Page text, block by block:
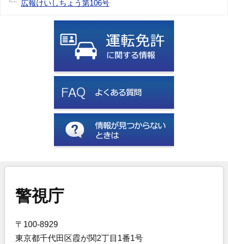
広報けいしちょう第106号
警視庁
〒100-8929
東京都千代田区霞が関2丁目1番1号